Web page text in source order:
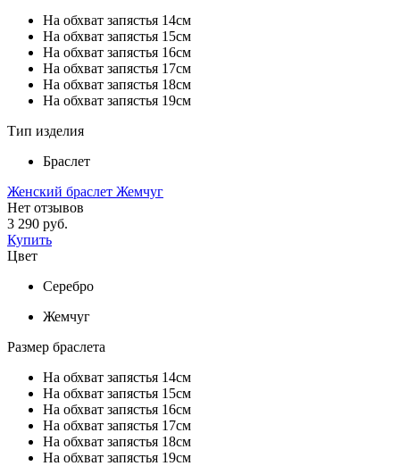
На обхват запястья 14см
На обхват запястья 15см
На обхват запястья 16см
На обхват запястья 17см
На обхват запястья 18см
На обхват запястья 19см
Тип изделия
Браслет
Женский браслет Жемчуг
Нет отзывов
3 290 руб.
Купить
Цвет
Серебро
Жемчуг
Размер браслета
На обхват запястья 14см
На обхват запястья 15см
На обхват запястья 16см
На обхват запястья 17см
На обхват запястья 18см
На обхват запястья 19см